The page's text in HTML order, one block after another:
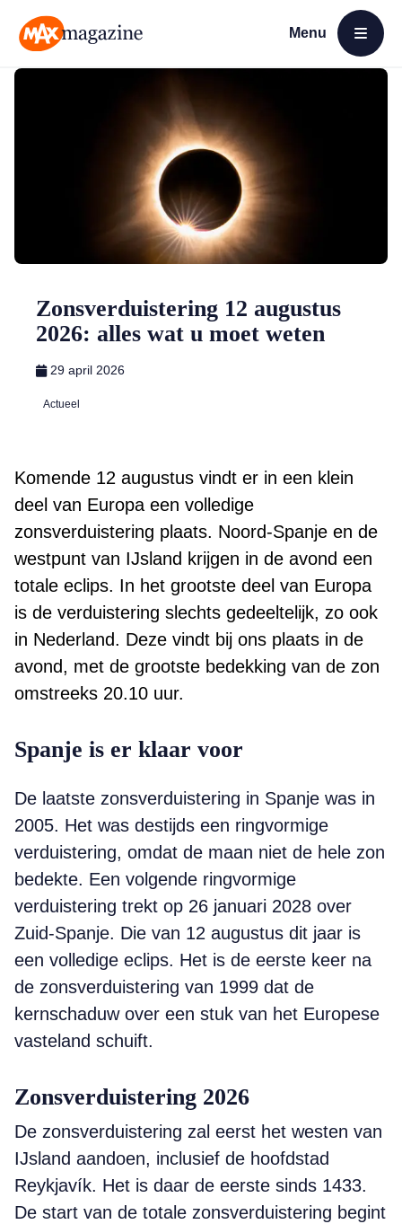
Menu
Open menu
Zonsverduistering 12 augustus
2026: alles wat u moet weten
29 april 2026
Actueel
Komende 12 augustus vindt er in een klein
deel van Europa een volledige
zonsverduistering plaats. Noord-Spanje en de
westpunt van IJsland krijgen in de avond een
totale eclips. In het grootste deel van Europa
is de verduistering slechts gedeeltelijk, zo ook
in Nederland. Deze vindt bij ons plaats in de
avond, met de grootste bedekking van de zon
omstreeks 20.10 uur.
Spanje is er klaar voor
De laatste zonsverduistering in Spanje was in
2005. Het was destijds een ringvormige
verduistering, omdat de maan niet de hele zon
bedekte. Een volgende ringvormige
verduistering trekt op 26 januari 2028 over
Zuid-Spanje. Die van 12 augustus dit jaar is
een volledige eclips. Het is de eerste keer na
de zonsverduistering van 1999 dat de
kernschaduw over een stuk van het Europese
vasteland schuift.
Zonsverduistering 2026
De zonsverduistering zal eerst het westen van
IJsland aandoen, inclusief de hoofdstad
Reykjavík. Het is daar de eerste sinds 1433.
De start van de totale zonsverduistering begint